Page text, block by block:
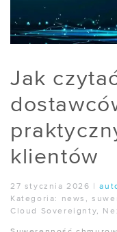
Jak
klientów
27 stycznia 2026 |
Kategoria:
news ,
Cloud Sovereignty,